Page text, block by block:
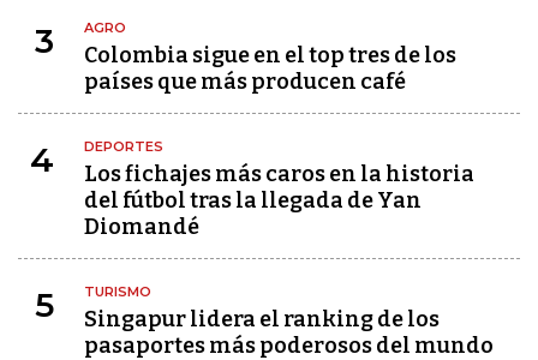
3 AGRO
Colombia sigue en el top tres de los
países que más producen café
4 DEPORTES
Los fichajes más caros en la historia
del fútbol tras la llegada de Yan
Diomandé
5 TURISMO
Singapur lidera el ranking de los
pasaportes más poderosos del mundo